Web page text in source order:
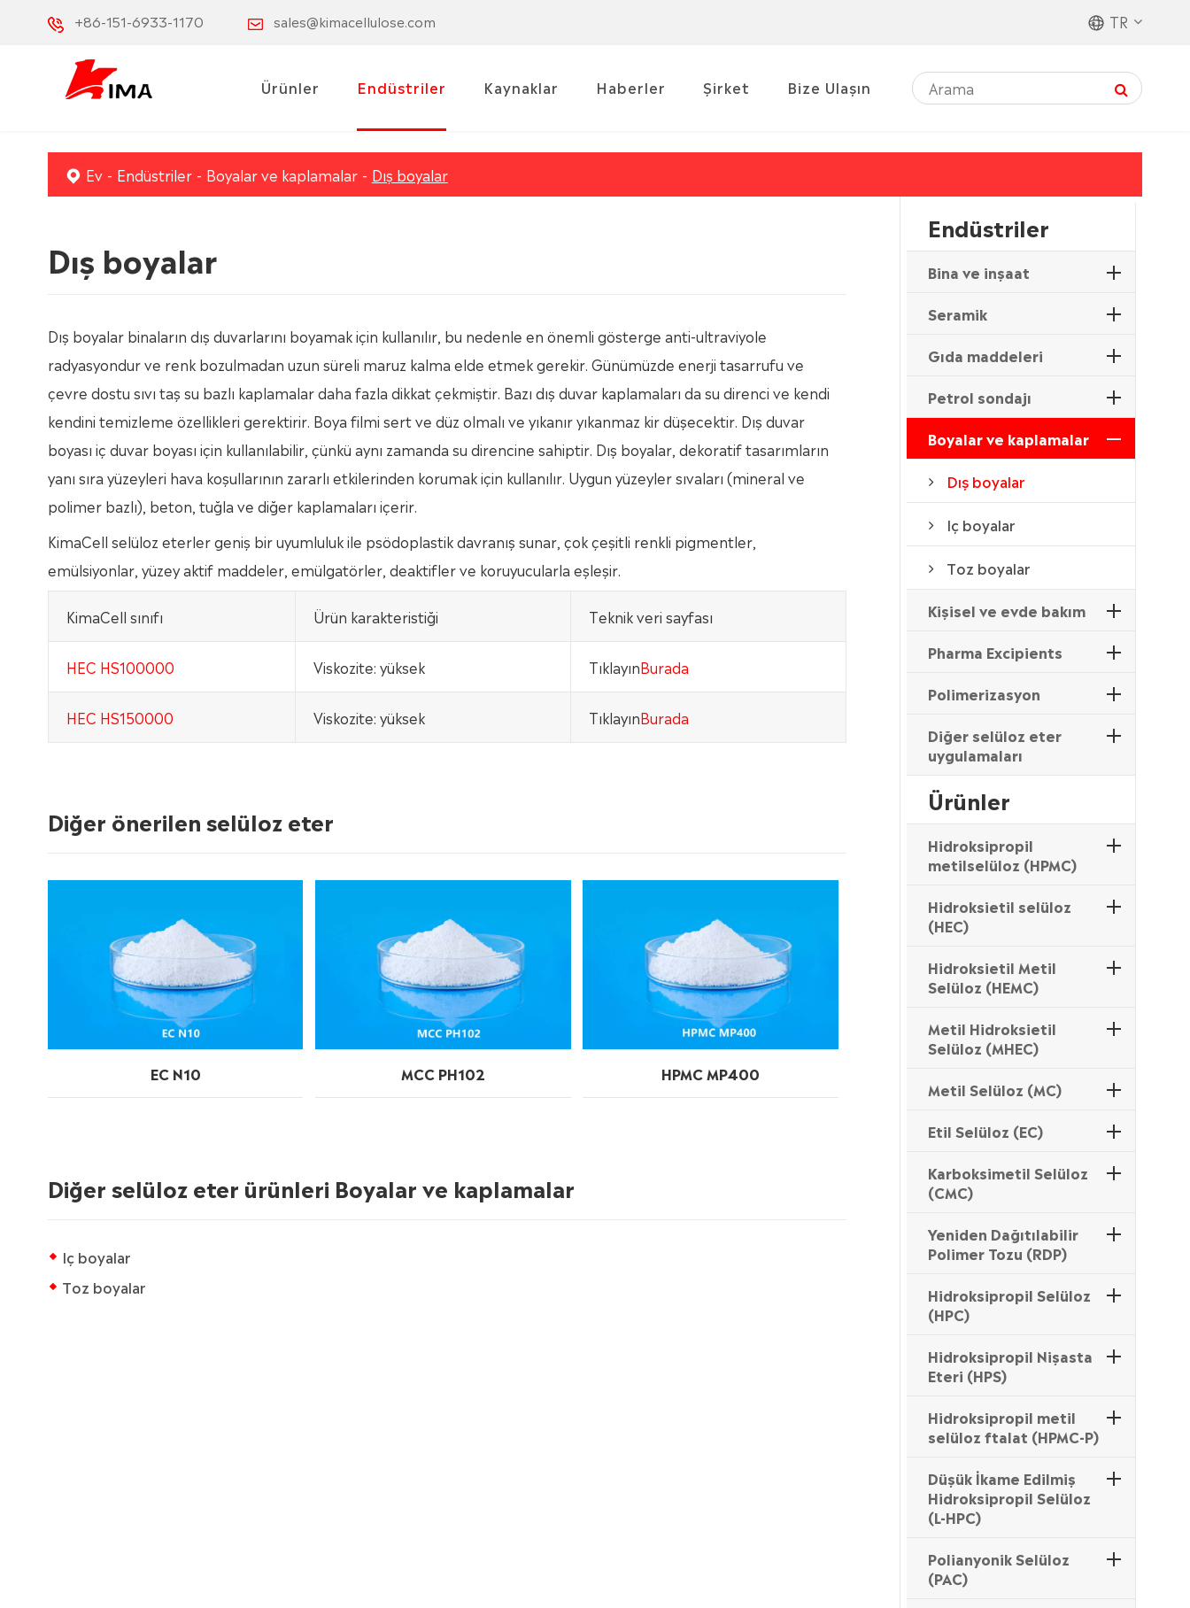
+86-151-6933-1170 sales@kimacellulose.com TR
Ürünler Endüstriler Kaynaklar Haberler Şirket Bize Ulaşın
Ev Endüstriler Boyalar ve kaplamalar Dış boyalar
Dış boyalar
Dış boyalar binaların dış duvarlarını boyamak için kullanılır, bu nedenle en önemli gösterge anti-ultraviyole
radyasyondur ve renk bozulmadan uzun süreli maruz kalma elde etmek gerekir. Günümüzde enerji tasarrufu ve
çevre dostu sıvı taş su bazlı kaplamalar daha fazla dikkat çekmiştir. Bazı dış duvar kaplamaları da su direnci ve kendi
kendini temizleme özellikleri gerektirir. Boya filmi sert ve düz olmalı ve yıkanır yıkanmaz kir düşecektir. Dış duvar
boyası iç duvar boyası için kullanılabilir, çünkü aynı zamanda su direncine sahiptir. Dış boyalar, dekoratif tasarımların
yanı sıra yüzeyleri hava koşullarının zararlı etkilerinden korumak için kullanılır. Uygun yüzeyler sıvaları (mineral ve
polimer bazlı), beton, tuğla ve diğer kaplamaları içerir.
KimaCell selüloz eterler geniş bir uyumluluk ile psödoplastik davranış sunar, çok çeşitli renkli pigmentler,
emülsiyonlar, yüzey aktif maddeler, emülgatörler, deaktifler ve koruyucularla eşleşir.
KimaCell sınıfı Ürün karakteristiği Teknik veri sayfası
HEC HS100000 Viskozite: yüksek TıklayınBurada
HEC HS150000 Viskozite: yüksek TıklayınBurada
Diğer önerilen selüloz eter
EC N10 MCC PH102 HPMC MP400
Diğer selüloz eter ürünleri Boyalar ve kaplamalar
Iç boyalar
Toz boyalar
Endüstriler
Bina ve inşaat
Seramik
Gıda maddeleri
Petrol sondajı
Boyalar ve kaplamalar
Dış boyalar
Iç boyalar
Toz boyalar
Kişisel ve evde bakım
Pharma Excipients
Polimerizasyon
Diğer selüloz eter
uygulamaları
Ürünler
Hidroksipropil
metilselüloz (HPMC)
Hidroksietil selüloz
(HEC)
Hidroksietil Metil
Selüloz (HEMC)
Metil Hidroksietil
Selüloz (MHEC)
Metil Selüloz (MC)
Etil Selüloz (EC)
Karboksimetil Selüloz
(CMC)
Yeniden Dağıtılabilir
Polimer Tozu (RDP)
Hidroksipropil Selüloz
(HPC)
Hidroksipropil Nişasta
Eteri (HPS)
Hidroksipropil metil
selüloz ftalat (HPMC-P)
Düşük İkame Edilmiş
Hidroksipropil Selüloz
(L-HPC)
Polianyonik Selüloz
(PAC)